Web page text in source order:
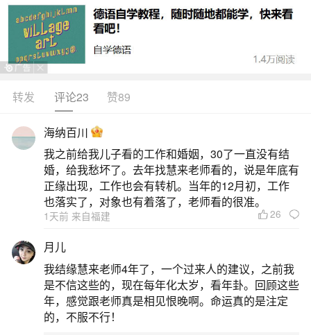
一、我身边太多小人玩心眼玩不过别人自己总
是吃亏根本不敢去结交人这个。
2.保持距离：与小人保持平淡的关系，避免过
于亲近。因为小人善于伪装，翻脸无情，可能会让
你防不胜防。3.谨言慎行：避免讨论他人隐私或批
评他人，这可能会成为他们操纵你的工具。若在交
谈中听到他人隐私，应立即中断对话。无论如何，
他们都有可能将责任推到你身上。4.避免利益纠
葛：小人们擅长交际，常搞小圈子，看似有很多
二、如何对付小人同事
否则的话你很难避免小人给你挖的坑;因此，只
有把握好和小人相处的距离，才能避免吃亏。四、
对付小人时，要注意小人狗急跳墙相信有很多朋友
转发 评论23 赞89
海纳百川
我之前给我儿子看的工作和婚姻，30了一直没有结
婚，给我愁坏了。去年找慧来老师看的，说是年底有
正缘出现，工作也会有转机。当年的12月初，工作
也落实了，对象也有着落了，老师看的很准。
1天前 来自福建 26
月儿
我结缘慧来老师4年了，一个过来人的建议，之前我
是不信这些的，现在每年化太岁，看年卦。回顾这些
年，感觉跟老师真是相见恨晚啊。命运真的是注定
的，不服不行！